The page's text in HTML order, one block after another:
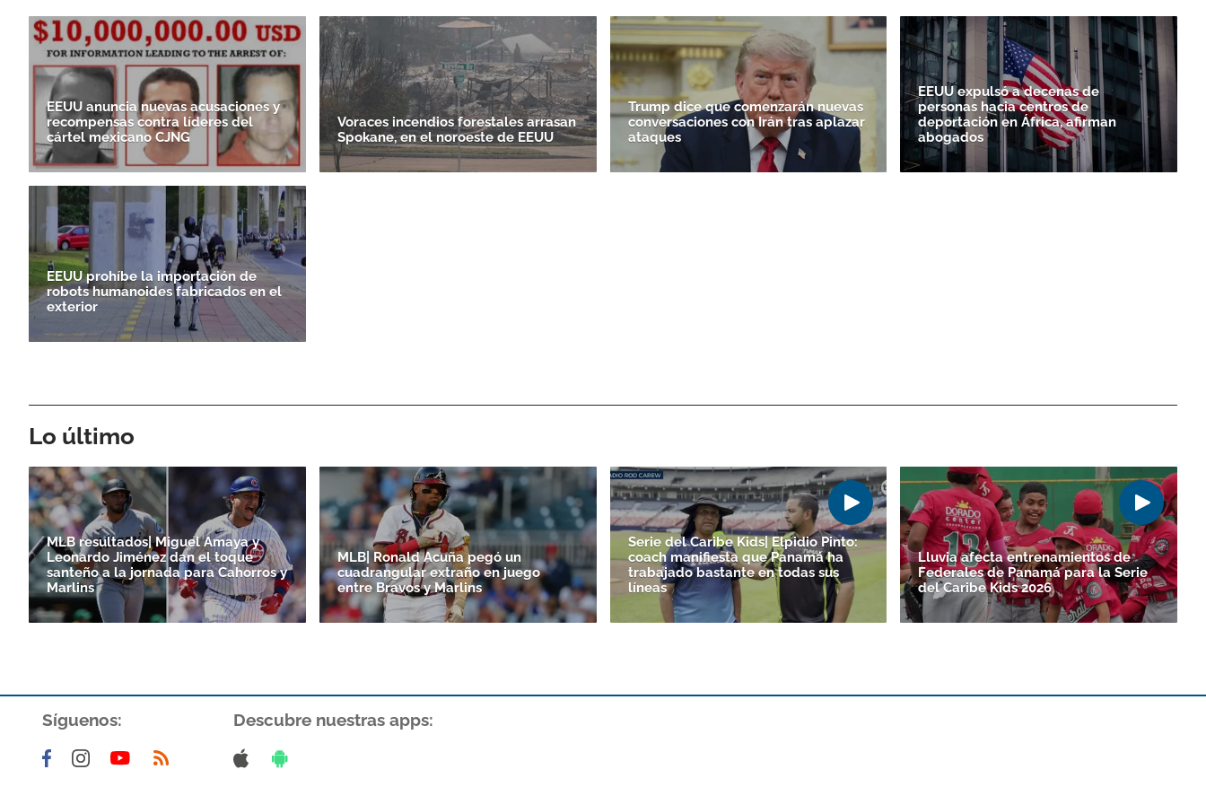
EEUU anuncia nuevas acusaciones y
recompensas contra líderes del
cártel mexicano CJNG
Voraces incendios forestales arrasan
Spokane, en el noroeste de EEUU
Trump dice que comenzarán nuevas
conversaciones con Irán tras aplazar
ataques
EEUU expulsó a decenas de
personas hacia centros de
deportación en África, afirman
abogados
EEUU prohíbe la importación de
robots humanoides fabricados en el
exterior
Lo último
MLB resultados| Miguel Amaya y
Leonardo Jiménez dan el toque
santeño a la jornada para Cahorros y
Marlins
MLB| Ronald Acuña pegó un
cuadrangular extraño en juego
entre Bravos y Marlins
Serie del Caribe Kids| Elpidio Pinto:
coach manifiesta que Panamá ha
trabajado bastante en todas sus
líneas
Lluvia afecta entrenamientos de
Federales de Panamá para la Serie
del Caribe Kids 2026
Síguenos: Descubre nuestras apps: